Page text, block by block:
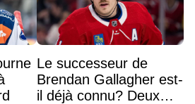
Le successeur de
Brendan Gallagher est-
il déjà connu? Deux